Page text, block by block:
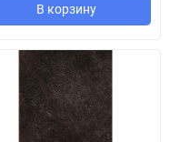
В корзину